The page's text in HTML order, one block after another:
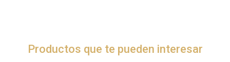
Productos que te pueden interesar